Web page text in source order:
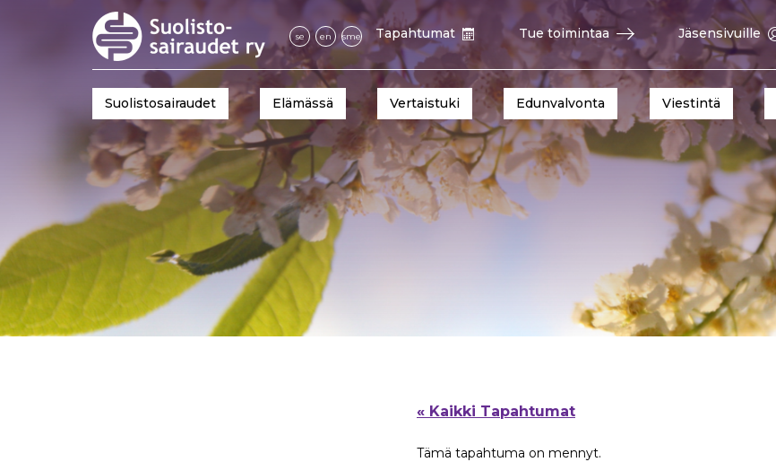
se en sme Tapahtumat Tue toimintaa Jäsensivuille
Suolistosairaudet Elämässä Vertaistuki Edunvalvonta Viestintä
« Kaikki Tapahtumat
Tämä tapahtuma on mennyt.